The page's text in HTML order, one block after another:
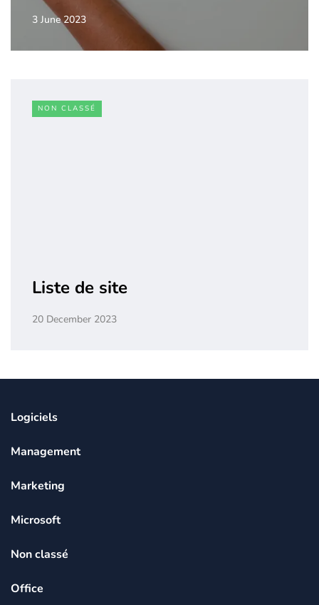
3 June 2023
NON CLASSÉ
Liste de site
20 December 2023
Logiciels
Management
Marketing
Microsoft
Non classé
Office